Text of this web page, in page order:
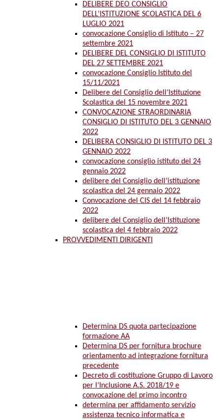
DELIBERE DEO CONSIGLIO
DELL’ISTITUZIONE SCOLASTICA DEL 6
LUGLIO 2021
convocazione Consiglio di Istituto – 27
settembre 2021
DELIBERE DEL CONSIGLIO DI ISTITUTO
DEL 27 SETTEMBRE 2021
convocazione Consiglio Istituto del
15/11/2021
Delibere del Consiglio dell’Istituzione
Scolastica del 15 novembre 2021
CONVOCAZIONE STRAORDINARIA
CONSIGLIO DI ISTITUTO DEL 3 GENNAIO
2022
DELIBERA CONSIGLIO DI ISTITUTO DEL 3
GENNAIO 2022
convocazione consiglio istituto del 24
gennaio 2022
delibere del Consiglio dell’istituzione
scolastica del 24 gennaio 2022
Convocazione del CIS del 14 febbraio
2022
delibere del Consiglio dell’Istituzione
scolastica del 4 febbraio 2022
PROVVEDIMENTI DIRIGENTI
Determina DS quota partecipazione
formazione AA
Determina DS per fornitura brochure
orientamento ad integrazione fornitura
precedente
Decreto di costituzione Gruppo di Lavoro
per l’Inclusione A.S. 2018/19 e
convocazione del primo incontro
determina per affidamento servizio
assistenza tecnico informatica e